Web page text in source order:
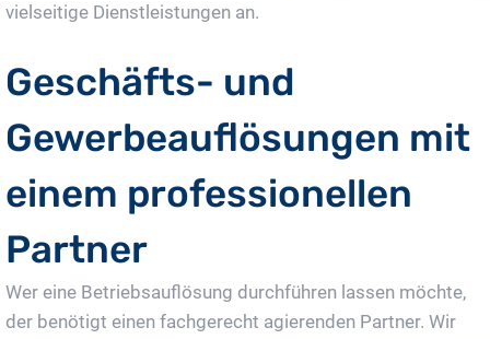
vielseitige Dienstleistungen an.
Geschäfts- und
Gewerbeauflösungen mit
einem professionellen
Partner
Wer eine Betriebsauflösung durchführen lassen möchte,
der benötigt einen fachgerecht agierenden Partner. Wir